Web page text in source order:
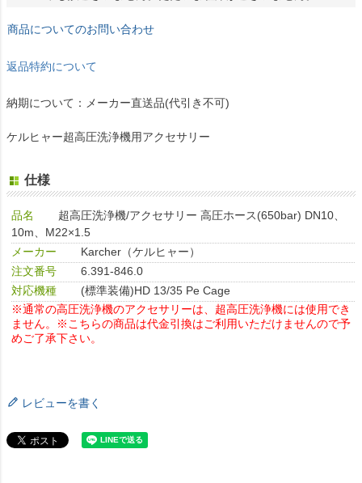
商品についてのお問い合わせ
返品特約について
納期について：メーカー直送品(代引き不可)
ケルヒャー超高圧洗浄機用アクセサリー
仕様
品名
超高圧洗浄機/アクセサリー 高圧ホース(650bar) DN10、
10m、M22×1.5
メーカー
Karcher（ケルヒャー）
注文番号
6.391-846.0
対応機種
(標準装備)HD 13/35 Pe Cage
※通常の高圧洗浄機のアクセサリーは、超高圧洗浄機には使用でき
ません。
※こちらの商品は代金引換はご利用いただけませんので予
めご了承下さい。
レビューを書く